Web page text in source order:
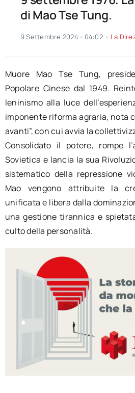
di Mao Tse Tung.
9 Settembre 2024 - 04:02 - La
Muore Mao Tse Tung,
Popolare Cinese dal 1949.
leninismo alla luce
imponente riforma agraria, nota
avanti”, con cui avvia la
Consolidato il potere, rompe
Sovietica e lancia la sua
sistematico della repressione
Mao vengono attribuite la
unificata e libera dalla
una gestione tirannica e
culto della personalità.